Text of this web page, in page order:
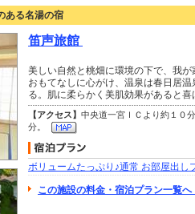
ある名湯の宿
笛声旅館
美しい自然と桃畑に環境の下で、我
おもてなしに心がけ、温泉は春日居
る。肌に柔らかく美肌効果があると喜
【アクセス】 中央道一宮ＩＣより約１０
分。
ボリュームたっぷり♪通常 お部屋出し
この施設の料金・宿泊プラン一覧